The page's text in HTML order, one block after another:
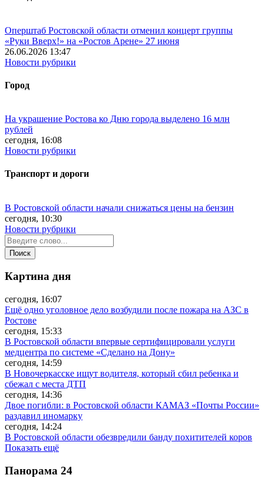
Оперштаб Ростовской области отменил концерт группы
«Руки Вверх!» на «Ростов Арене» 27 июня
26.06.2026 13:47
Новости рубрики
Город
На украшение Ростова ко Дню города выделено 16 млн
рублей
сегодня, 16:08
Новости рубрики
Транспорт и дороги
В Ростовской области начали снижаться цены на бензин
сегодня, 10:30
Новости рубрики
Картина дня
сегодня, 16:07
Ещё одно уголовное дело возбудили после пожара на АЗС в
Ростове
сегодня, 15:33
В Ростовской области впервые сертифицировали услуги
медцентра по системе «Сделано на Дону»
сегодня, 14:59
В Новочеркасске ищут водителя, который сбил ребенка и
сбежал с места ДТП
сегодня, 14:36
Двое погибли: в Ростовской области КАМАЗ «Почты России»
раздавил иномарку
сегодня, 14:24
В Ростовской области обезвредили банду похитителей коров
Показать ещё
Панорама 24